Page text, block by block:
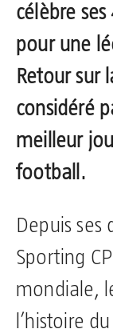
célèbre
pour une
Retour sur
considéré
meilleur
football.
Depuis ses
Sporting
mondiale,
l’histoire